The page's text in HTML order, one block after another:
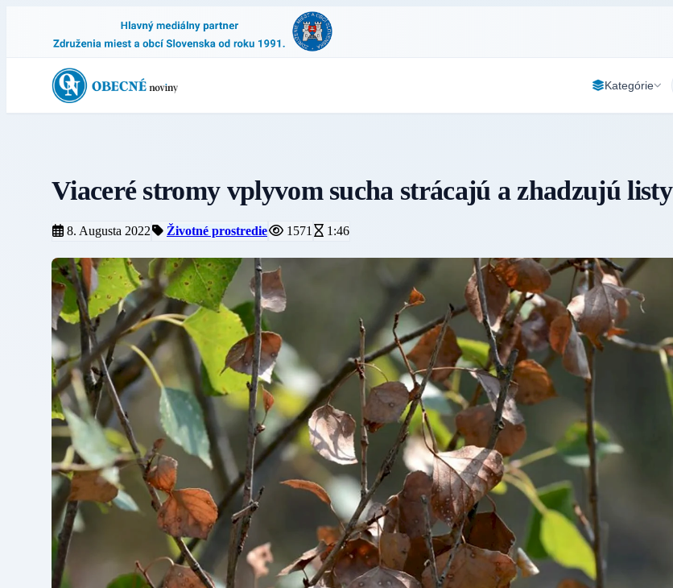
Kategórie
Viaceré stromy vplyvom sucha strácajú a zhadzujú listy
8. Augusta 2022 Životné prostredie 1571 1:46